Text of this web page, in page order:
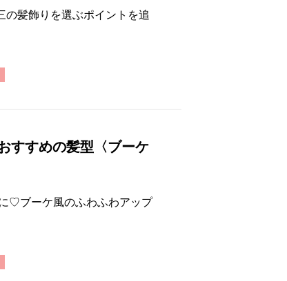
の髪飾りを選ぶポイントを追
すすめの髪型〈ブーケ
♡ブーケ風のふわふわアップ